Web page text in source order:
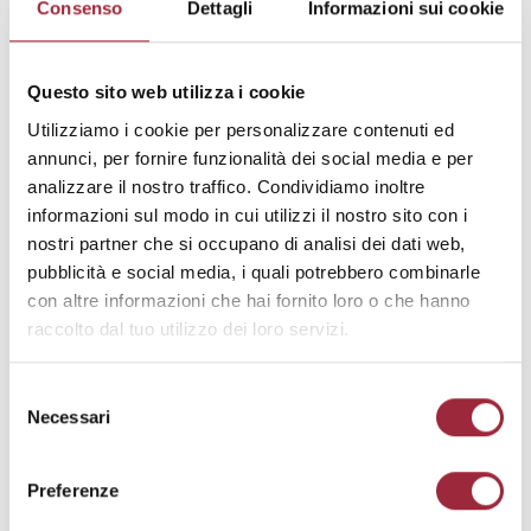
Consenso Dettagli Informazioni sui cookie
Questo sito web utilizza i cookie
Utilizziamo i cookie per personalizzare contenuti ed
annunci, per fornire funzionalità dei social media e per
analizzare il nostro traffico. Condividiamo inoltre
informazioni sul modo in cui utilizzi il nostro sito con i
nostri partner che si occupano di analisi dei dati web,
pubblicità e social media, i quali potrebbero combinarle
con altre informazioni che hai fornito loro o che hanno
raccolto dal tuo utilizzo dei loro servizi.
delNecessari
Preferenze
comportamento o l'aspetto, quali la lingua
preferita o la località nella quale ti trovi.
Nome Fornitore Scopo
Durata
di
wp-
wpml_cu
rrent_lan
guage
caffemau
ro.com
Determina il
prefisso
internazionale
calcolato sulla
Sessio
ne